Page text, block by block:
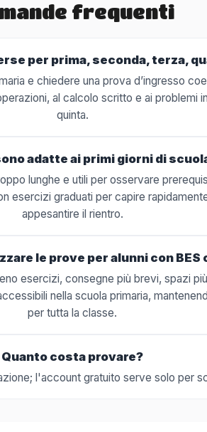
frequenti
per prima, seconda, terza,
e chiedere una prova d’ingresso
al calcolo scritto e ai problemi
quinta.
adatte ai primi giorni di
lunghe e utili per osservare
esercizi graduati per capire
appesantire il rientro.
le prove per alunni con BES
esercizi, consegne più brevi, spazi
nella scuola primaria,
per tutta la classe.
Quanto costa provare?
l'account gratuito serve solo per